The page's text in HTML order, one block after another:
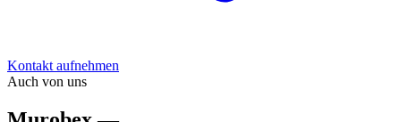
Kontakt aufnehmen
Auch von uns